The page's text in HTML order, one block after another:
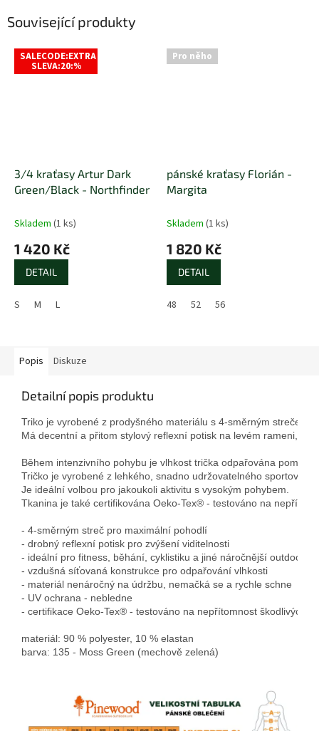
Související produkty
SALECODE:EXTRA
SLEVA:20:%
3/4 kraťasy Artur Dark
Green/Black - Northfinder
Skladem (1 ks)
1 420 Kč
DETAIL
S M L
Pro něho
pánské kraťasy Florián -
Margita
Skladem (1 ks)
1 820 Kč
DETAIL
48 52 56
Popis Diskuze
Detailní popis produktu
Triko je vyrobené z prodyšného materiálu s 4-směrným strečem
Má decentní a přitom stylový reflexní potisk na levém rameni,
Během intenzivního pohybu je vlhkost trička odpařována
Tričko je vyrobené z lehkého, snadno udržovatelného
Je ideální volbou pro jakoukoli aktivitu s vysokým pohybem.
Tkanina je také certifikována Oeko-Tex® - testováno na
- 4-směrným streč pro maximální pohodlí
- drobný reflexní potisk pro zvýšení viditelnosti
- ideální pro fitness, běhání, cyklistiku a jiné náročnější
- vzdušná síťovaná konstrukce pro odpařování vlhkosti
- materiál nenáročný na údržbu, nemačká se a rychle schne
- UV ochrana - nebledne
- certifikace Oeko-Tex® - testováno na nepřítomnost škodlivých
materiál: 90 % polyester, 10 % elastan
barva: 135 - Moss Green (mechově zelená)